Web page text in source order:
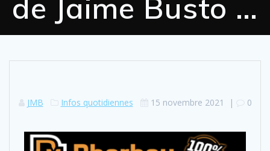
de Jaime Busto …
JMB Infos quotidiennes 15 novembre 2021 | 0